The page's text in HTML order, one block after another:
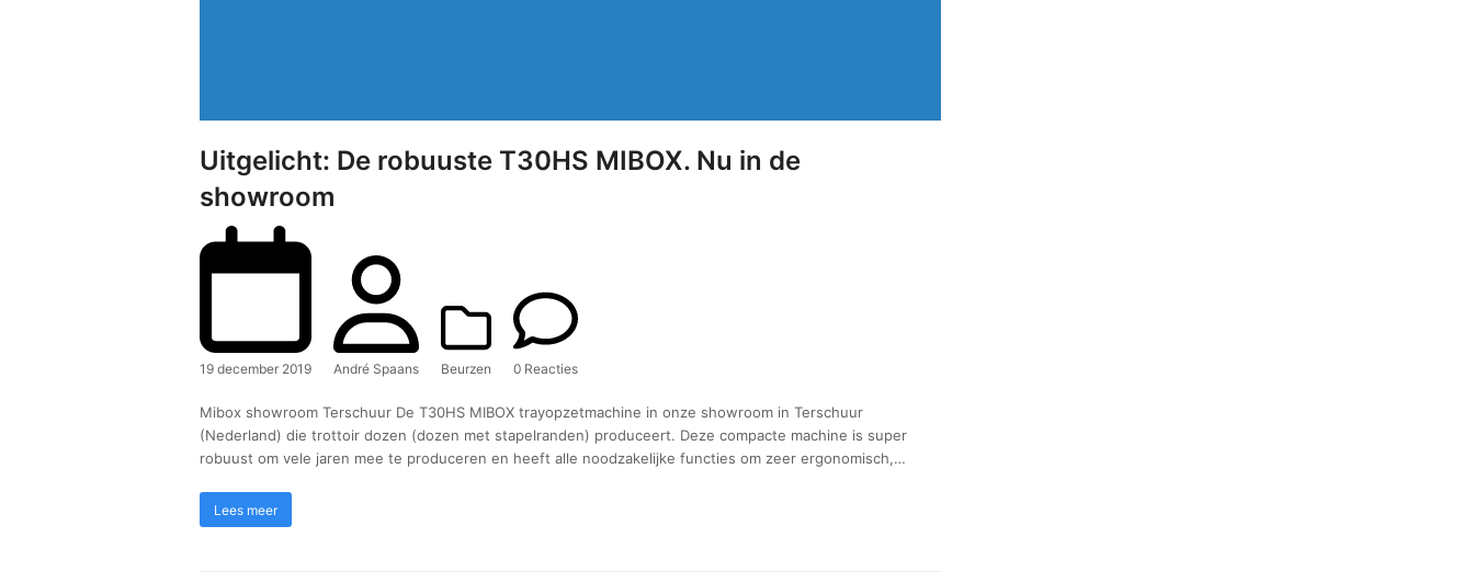
Uitgelicht: De robuuste T30HS MIBOX. Nu in de
showroom
19 december 2019 André Spaans Beurzen 0 Reacties
Mibox showroom Terschuur De T30HS MIBOX trayopzetmachine in onze showroom in Terschuur
(Nederland) die trottoir dozen (dozen met stapelranden) produceert. Deze compacte machine is super
robuust om vele jaren mee te produceren en heeft alle noodzakelijke functies om zeer ergonomisch,…
Lees meer